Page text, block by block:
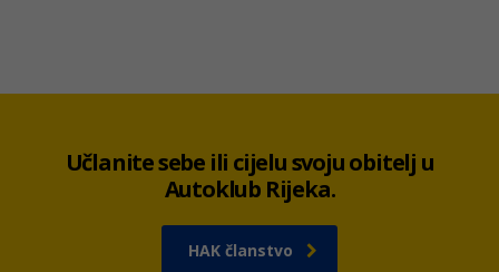
Učlanite sebe ili cijelu svoju obitelj u
Autoklub Rijeka.
HAK članstvo